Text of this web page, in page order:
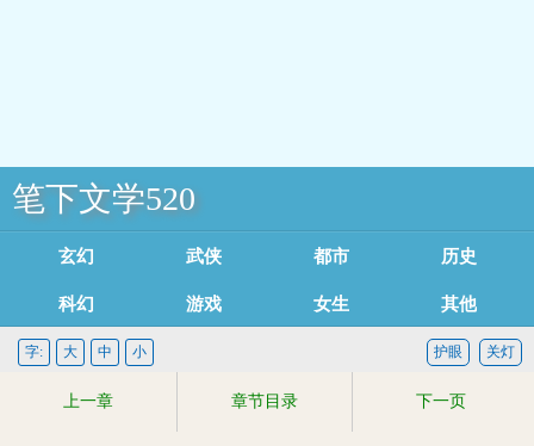
笔下文学520
玄幻魔法 武侠修真 都市言情 历史军事
科幻灵异 游戏竞技 女生耽美 其他类型
足迹记录
字: 大 中 小 关灯
护眼
上一章 章节目录 下一页